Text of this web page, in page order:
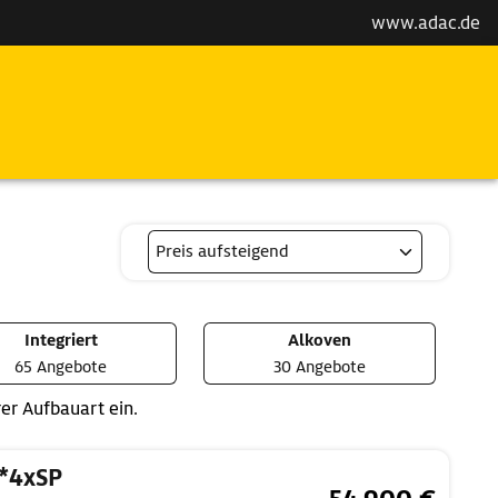
www.adac.de
Integriert
65 Angebote
Alkoven
30 Angebote
Aufbauart ein.